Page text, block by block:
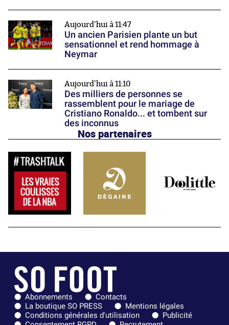
Aujourd'hui à 11:47
Un ancien Parisien plante un but
sensationnel et rend hommage à
Neymar
Aujourd'hui à 11:10
Des milliers de personnes se
rassemblent pour le mariage de
Cristiano Ronaldo... et tombent sur
des inconnus
Nos partenaires
Abonnements
Contacts
La boutique SO PRESS
Mentions légales
Conditions générales d'utilisation
Publicité